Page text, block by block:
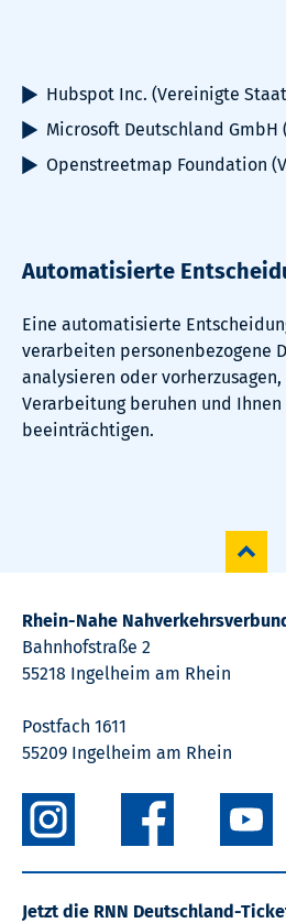
Hubspot Inc. (Vereinigte
Microsoft Deutschland
Openstreetmap Foundation
Automatisierte
Eine automatisierte
verarbeiten personenbezogene
analysieren oder
Verarbeitung beruhen und
beeinträchtigen.
Rhein-Nahe
Bahnhofstraße 2
55218 Ingelheim am Rhein
Postfach 1611
55209 Ingelheim am Rhein
Jetzt die RNN Deutschland-